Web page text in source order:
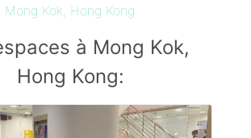
Kok, Hong Kong
à Mong Kok,
Hong Kong: